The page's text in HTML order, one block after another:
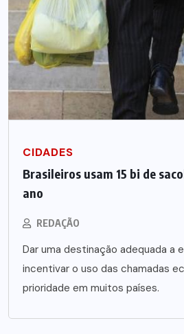
CIDADES
Brasileiros usam 15 bi de
ano
REDAÇÃO
Dar uma destinação adequada a
incentivar o uso das chamadas
prioridade em muitos países.